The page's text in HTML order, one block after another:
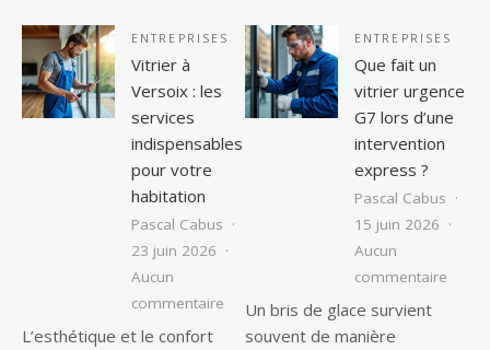
ENTREPRISES
Vitrier à
Versoix : les
services
indispensables
pour votre
habitation
Pascal Cabus
23 juin 2026
Aucun
commentaire sur Vitrier à Versoix : les services
L’esthétique et le confort
ENTREPRISES
Que fait un
vitrier urgence
G7 lors d’une
intervention
express ?
Pascal Cabus
15 juin 2026
Aucun
commentaire
Un bris de glace survient
souvent de manière